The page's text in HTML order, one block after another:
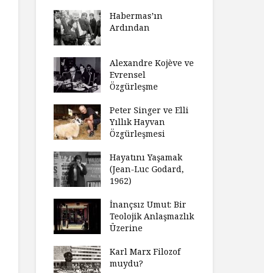
Analitik
Doğuşu
Geceleri
Ne
Okulu Bir
Nasıl
İnceliyor
Bir
Habermas’ın
Ardından
Alexandre Kojève ve
Evrensel
Özgürleşme
Peter Singer ve Elli
Yıllık Hayvan
Özgürleşmesi
Hayatını Yaşamak
(Jean-Luc Godard,
1962)
İnançsız Umut: Bir
Teolojik Anlaşmazlık
Üzerine
Karl Marx Filozof
muydu?